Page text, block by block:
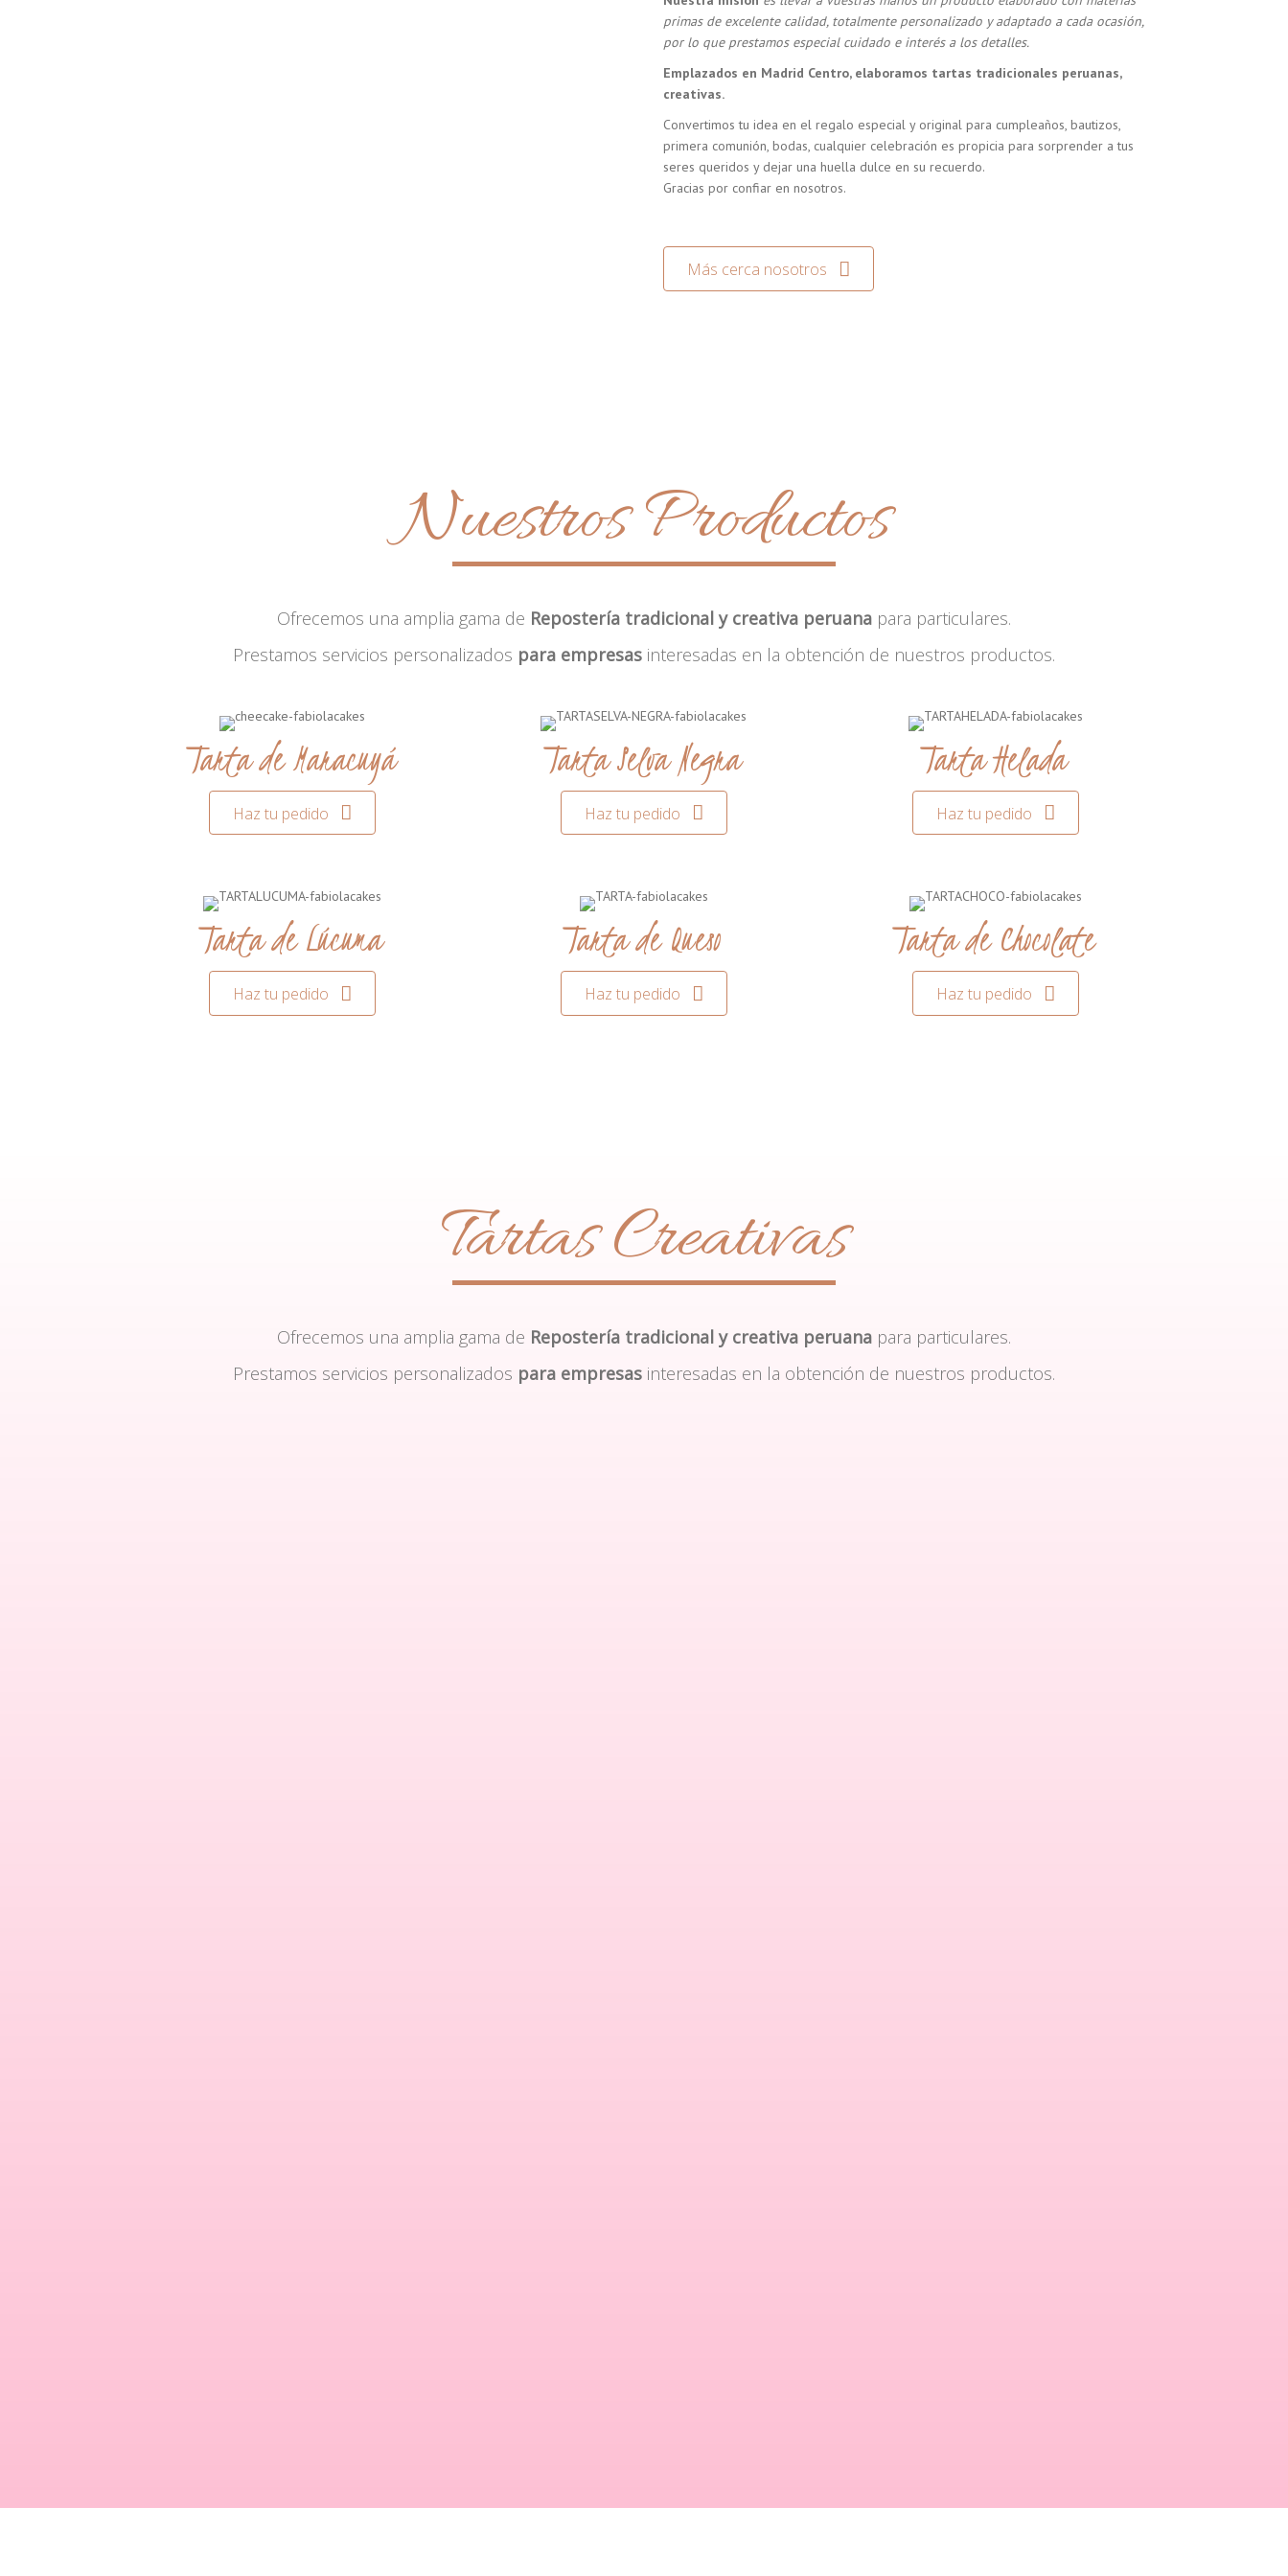
primas de excelente calidad, totalmente personalizado y adaptado a cada ocasión,
por lo que prestamos especial cuidado e interés a los detalles.
Emplazados en Madrid Centro, elaboramos tartas tradicionales peruanas,
creativas.
Convertimos tu idea en el regalo especial y original para cumpleaños, bautizos,
primera comunión, bodas, cualquier celebración es propicia para sorprender a tus
seres queridos y dejar una huella dulce en su recuerdo.
Gracias por confiar en nosotros.
Más cerca nosotros
Nuestros Productos
Ofrecemos una amplia gama de Repostería tradicional y creativa peruana para particulares.
Prestamos servicios personalizados para empresas interesadas en la obtención de nuestros productos.
Tarta de Maracuyá
Haz tu pedido
Tarta Selva Negra
Haz tu pedido
Tarta Helada
Haz tu pedido
Tarta de Lúcuma
Haz tu pedido
Tarta de Queso
Haz tu pedido
Tarta de Chocolate
Haz tu pedido
Tartas Creativas
Ofrecemos una amplia gama de Repostería tradicional y creativa peruana para particulares.
Prestamos servicios personalizados para empresas interesadas en la obtención de nuestros productos.